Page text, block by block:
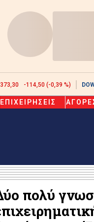
-114,50 (-0,39 %)
ΕΠΙΧΕΙΡΗΣΕΙΣ
πολύ